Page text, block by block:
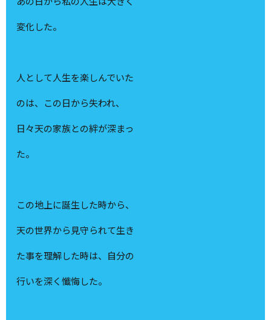
変化した。
人として人生を楽しんでいた
のは、この日から失われ、
日々天の家族との絆が深まっ
た。
この地上に誕生した時から、
天の世界から見守られて生き
た事を理解した時は、自分の
行いを深く懺悔した。